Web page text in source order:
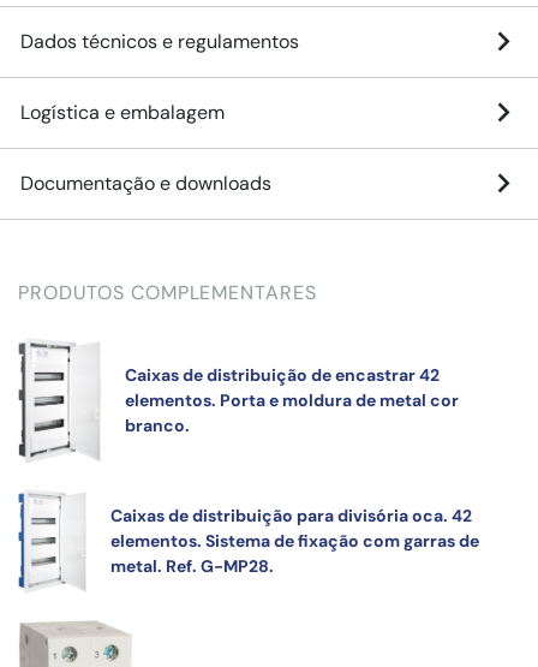
Dados técnicos e regulamentos
Logística e embalagem
Documentação e downloads
PRODUTOS COMPLEMENTARES
Caixas de distribuição de encastrar 42
elementos. Porta e moldura de metal cor
branco.
Caixas de distribuição para divisória oca. 42
elementos. Sistema de fixação com garras de
metal. Ref. G-MP28.